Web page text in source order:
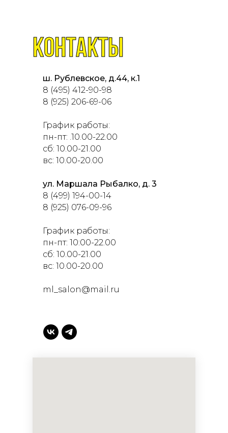
КОНТАКТЫ
ш. Рублевскоe, д.44, к.1
8 (495) 412-90-98
8 (925) 206-69-06
График работы:
пн-пт: .10.00-22.00
сб: 10.00-21.00
вс: 10.00-20.00
ул. Маршала Рыбалко, д. 3
8 (499) 194-00-14
8 (925) 076-09-96
График работы:
пн-пт: 10:00-22.00
сб: 10.00-21.00
вс: 10.00-20.00
ml_salon@mail.ru